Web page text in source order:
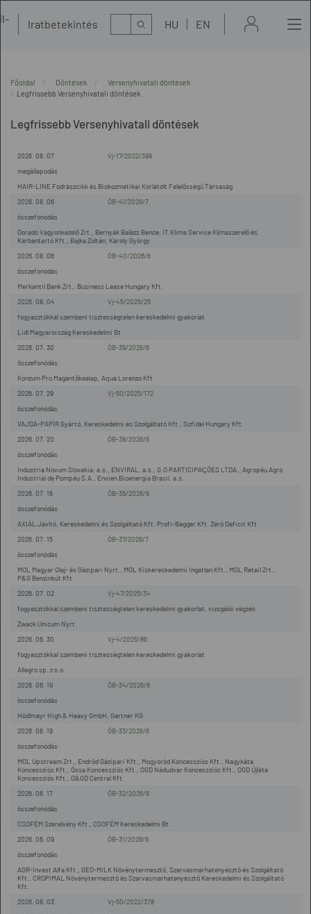
Iratbetekintés Kereső HU EN
Főoldal Döntések
Versenyhivatali döntések
Legfrissebb Versenyhivatali döntések
Legfrissebb Versenyhivatali döntések
2026. 08. 07 Vj-17/2022/399
HAIR-LINE Fodrászcikk és Biokozmetikai Korlátolt Felelősségű Társaság
megállapodás
2026. 08. 06 ÖB-41/2026/7
Dorado Vagyonkezelő Zrt., Bernyák Balázs Bence, IT Klima Service Klímaszerelő és
Karbantartó Kft., Bajka Zoltán, Károly György
összefonódás
2026. 08. 06 ÖB-40/2026/6
Merkantil Bank Zrt., Business Lease Hungary Kft.
összefonódás
2026. 08. 04 Vj-45/2025/25
Lidl Magyarország Kereskedelmi Bt.
fogyasztókkal szembeni tisztességtelen kereskedelmi gyakorlat
2026. 07. 30 ÖB-39/2026/6
Konzum Pro Magántőkealap, Aqua Lorenzo Kft.
összefonódás
2026. 07. 29 Vj-50/2025/172
VAJDA-PAPÍR Gyártó, Kereskedelmi és Szolgáltató Kft., Sofidel Hungary Kft.
összefonódás
2026. 07. 20 ÖB-38/2026/6
Industria Novum Slovakia, a.s., ENVIRAL, a.s., G.O PARTICIPAÇÕES LTDA., Agropéu Agro
Industrial de Pompéu S.A., Envien Bioenergia Brasil, a.s.
összefonódás
2026. 07. 16 ÖB-36/2026/6
AXIÁL Javító, Kereskedelmi és Szolgáltató Kft. Profi-Bagger Kft. Zéró Deficit Kft.
összefonódás
2026. 07. 15 ÖB-37/2026/7
MOL Magyar Olaj- és Gázipari Nyrt., MOL Kiskereskedelmi Ingatlan Kft., MOL Retail Zrt.,
P&G Benzinkút Kft.
összefonódás
2026. 07. 02 Vj-47/2025/34
Zwack Unicum Nyrt.
fogyasztókkal szembeni tisztességtelen kereskedelmi gyakorlat, vizsgálói végzés
2026. 06. 30 Vj-4/2025/86
Allegro sp. z o.o
fogyasztókkal szembeni tisztességtelen kereskedelmi gyakorlat
2026. 06. 19 ÖB-34/2026/6
Hödlmayr High & Heavy GmbH, Gartner KG
összefonódás
2026. 06. 19 ÖB-33/2026/6
MOL Upstream Zrt., Endrőd Gázipari Kft., Mogyoród Koncessziós Kft., Nagykáta
Koncessziós Kft., Ócsa Koncessziós Kft., OGD Nádudvar Koncessziós Kft., OGD Újléta
Koncessziós Kft., O&GD Central Kft.
összefonódás
2026. 06. 17 ÖB-32/2026/6
CSOFÉM Szerelvény Kft., CSOFÉM Kereskedelmi Bt.
összefonódás
2026. 06. 09 ÖB-31/2026/6
AGR-Invest Alfa Kft., GEO-MILK Növénytermesztő, Szarvasmarhatenyésztő és Szolgáltató
Kft., CROPIMAL Növénytermesztő és Szarvasmarhatenyésztő Kereskedelmi és Szolgáltató
Kft.
összefonódás
2026. 06. 03 Vj-50/2022/378